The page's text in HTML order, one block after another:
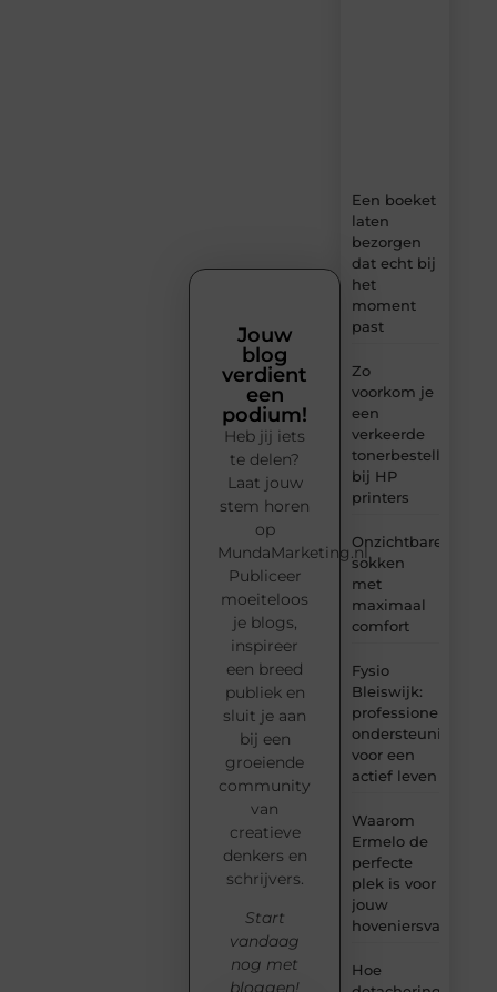
Een boeket
laten
bezorgen
dat echt bij
het
moment
past
Zo
voorkom je
een
verkeerde
tonerbestelling
bij HP
printers
Onzichtbare
sokken
met
maximaal
comfort
Fysio
Bleiswijk:
professionele
ondersteuning
voor een
actief leven
Waarom
Ermelo de
perfecte
plek is voor
jouw
Hoe
Jouw
blog
verdient
een
podium!
Heb jij iets
te delen?
Laat jouw
stem horen
op
MundaMarketing.nl.
Publiceer
moeiteloos
je blogs,
inspireer
een breed
publiek en
sluit je aan
bij een
groeiende
community
van
creatieve
denkers en
schrijvers.
Start
vandaag
nog met